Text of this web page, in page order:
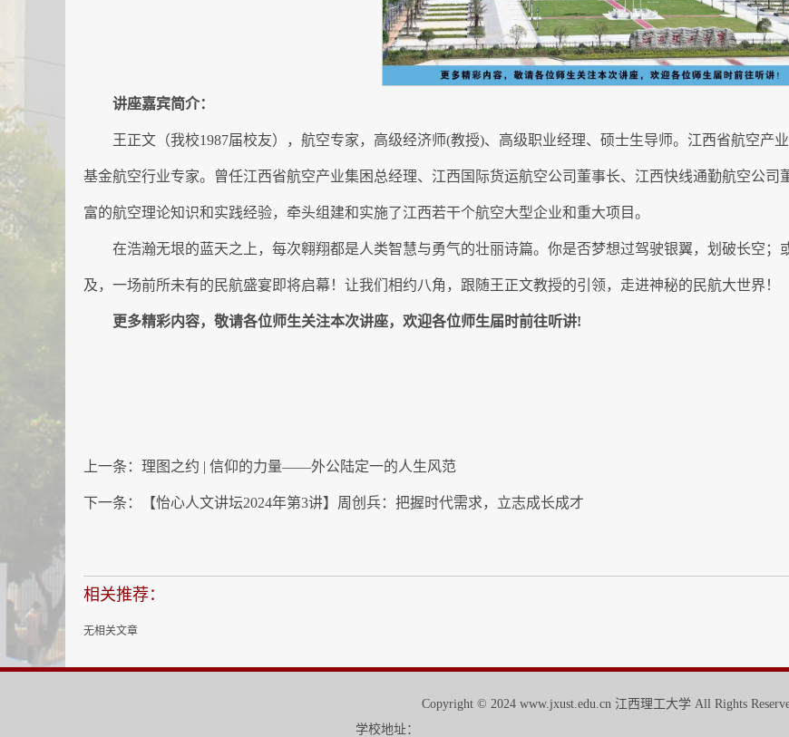
讲座嘉宾简介：
王正文（我校1987届校友），航空专家，高级经济师(教授)、高级职业经理、硕士生导师。江西省航空产
基金航空行业专家。曾任江西省航空产业集困总经理、江西国际货运航空公司董事长、江西快线通勤航空公司
富的航空理论知识和实践经验，牵头组建和实施了江西若干个航空大型企业和重大项目。
在浩瀚无垠的蓝天之上，每次翱翔都是人类智慧与勇气的壮丽诗篇。你是否梦想过驾驶银翼，划破长空
及，一场前所未有的民航盛宴即将启幕！让我们相约八角，跟随王正文教授的引领，走进神秘的民航大世界！
更多精彩内容，敬请各位师生关注本次讲座，欢迎各位师生届时前往听讲!
上一条： 理图之约 | 信仰的力量——外公陆定一的人生风范
下一条： 【怡心人文讲坛2024年第3讲】周创兵：把握时代需求，立志成长成才
相关推荐：
无相关文章
Copyright © 2024 www.jxust.edu.cn 江西理工大学 All Rights
学校地址：